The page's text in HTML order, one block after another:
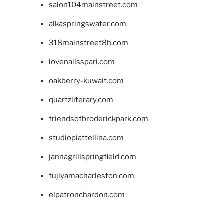
salon104mainstreet.com
alkaspringswater.com
318mainstreet8h.com
lovenailsspari.com
oakberry-kuwait.com
quartzliterary.com
friendsofbroderickpark.com
studiopiattellina.com
jannagrillspringfield.com
fujiyamacharleston.com
elpatronchardon.com